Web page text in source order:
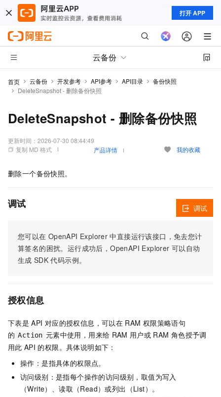
打开 APP
云备份
首页 云备份 开发参考 API参考 API目录
备份快照
DeleteSnapshot - 删除备份快照
DeleteSnapshot - 删除备份快照
更新时间： 2026-07-30 08:44:49
复制 MD 格式
产品详情 我的收藏
删除一个备份快照。
调试
您可以在 OpenAPI Explorer 中直接运行该接口，免去您计
算签名的困扰。运行成功后，OpenAPI Explorer 可以自动
生成 SDK 代码示例。
调试
授权信息
下表是 API 对应的授权信息，可以在 RAM 权限策略语句
的 Action 元素中使用，用来给 RAM 用户或 RAM 角色授予调
用此 API 的权限。具体说明如下：
操作：是指具体的权限点。
访问级别：是指每个操作的访问级别，取值为写入
（Write）、读取（Read）或列出（List）。